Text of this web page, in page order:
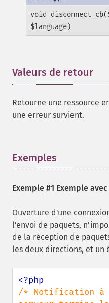
void
$language)
Valeurs de retour
Retourne une ressource
une erreur survient.
Exemples
Exemple #1 Exemple avec
Ouverture d'une
l'envoi de paquets,
de la réception de
les deux directions, et un
/* Notification